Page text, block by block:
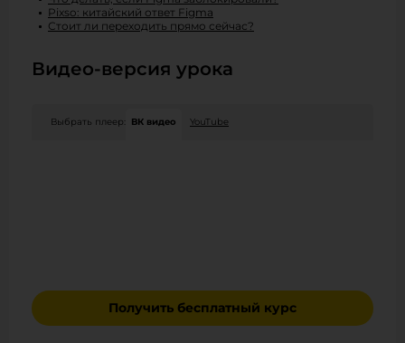
Pixso: китайский ответ Figma
Стоит ли переходить прямо сейчас?
Видео-версия урока
Выбрать плеер: ВК видео YouTube
Получить бесплатный курс